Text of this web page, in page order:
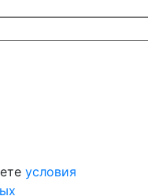
условия